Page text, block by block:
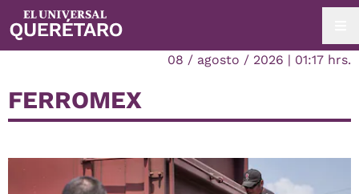
08 / agosto / 2026 | 01:17 hrs.
FERROMEX